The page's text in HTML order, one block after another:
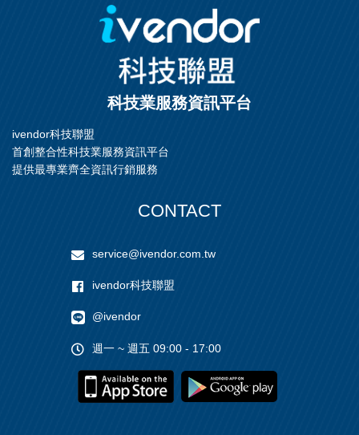
HC 繼電器插座
HB 繼電器插座
GN / GNS / GQ 繼電器插座
電磁閥
科技業服務資訊平台
ivendor科技聯盟
首創整合性科技業服務資訊平台
提供最專業齊全資訊行銷服務
CONTACT
service@ivendor.com.tw
ivendor科技聯盟
@ivendor
週一 ~ 週五 09:00 - 17:00